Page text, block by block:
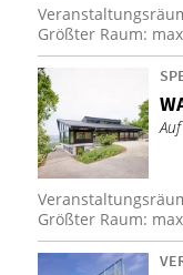
Größter Raum:
Größter Raum: